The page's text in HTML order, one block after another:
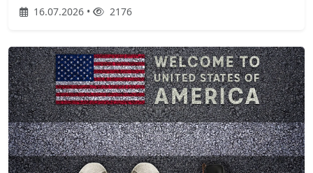
16.07.2026 • 2176